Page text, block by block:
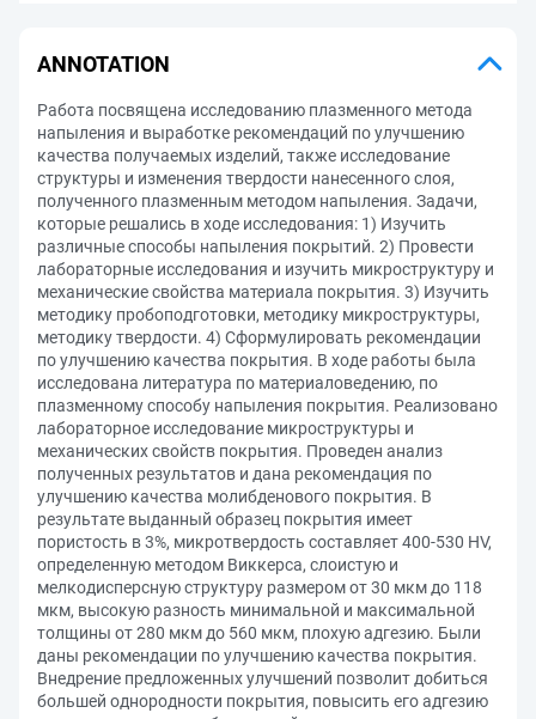
ANNOTATION
Работа посвящена исследованию плазменного метода
напыления и выработке рекомендаций по улучшению
качества получаемых изделий, также исследование
структуры и изменения твердости нанесенного слоя,
полученного плазменным методом напыления. Задачи,
которые решались в ходе исследования: 1) Изучить
различные способы напыления покрытий. 2) Провести
лабораторные исследования и изучить микроструктуру и
механические свойства материала покрытия. 3) Изучить
методику пробоподготовки, методику микроструктуры,
методику твердости. 4) Сформулировать рекомендации
по улучшению качества покрытия. В ходе работы была
исследована литература по материаловедению, по
плазменному способу напыления покрытия. Реализовано
лабораторное исследование микроструктуры и
механических свойств покрытия. Проведен анализ
полученных результатов и дана рекомендация по
улучшению качества молибденового покрытия. В
результате выданный образец покрытия имеет
пористость в 3%, микротвердость составляет 400-530 HV,
определенную методом Виккерса, слоистую и
мелкодисперсную структуру размером от 30 мкм до 118
мкм, высокую разность минимальной и максимальной
толщины от 280 мкм до 560 мкм, плохую адгезию. Были
даны рекомендации по улучшению качества покрытия.
Внедрение предложенных улучшений позволит добиться
большей однородности покрытия, повысить его адгезию